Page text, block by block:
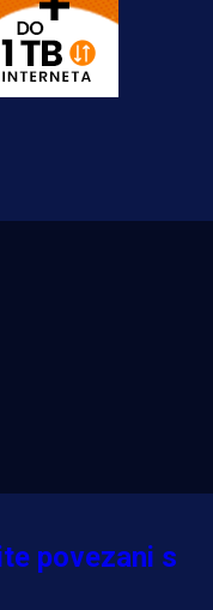
SIPA ga tereti
povezani s